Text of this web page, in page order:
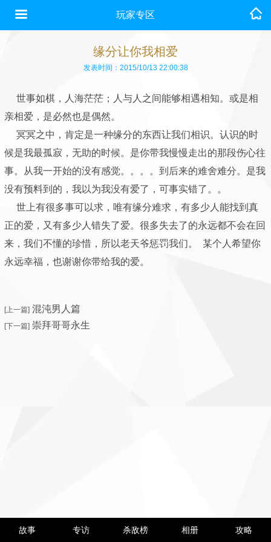
玩家专区
缘分让你我相爱
发表时间：2015/10/13 22:00:38
世事如棋，人海茫茫；人与人之间能够相遇相知。或是相
亲相爱，是必然也是偶然。
冥冥之中，肯定是一种缘分的东西让我们相识。认识的时
候是我最孤寂，无助的时候。是你带我慢慢走出的那段伤心往
事。从我一开始的没有感觉。。。。到后来的难舍难分。是我
没有预料到的，我以为我没有爱了，可事实错了。。
世上有很多事可以求，唯有缘分难求，有多少人能找到真
正的爱，又有多少人错失了爱。很多失去了的永远都不会在回
来，我们不懂的珍惜，所以老天爷惩罚我们。 某个人希望你
永远幸福，也谢谢你带给我的爱。
[上一篇] 混沌男人篇
[下一篇] 崇拜哥哥永生
故事 专访 杀敌榜 相册 攻略